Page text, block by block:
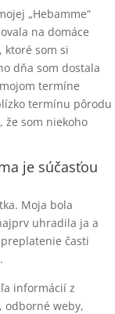
„Hebamme“
na domáce
ktoré som si
dňa som dostala
termíne
termínu pôrodu
že som niekoho
je súčasťou
Moja bola
uhradila ja a
časti
informácií z
odborné weby,